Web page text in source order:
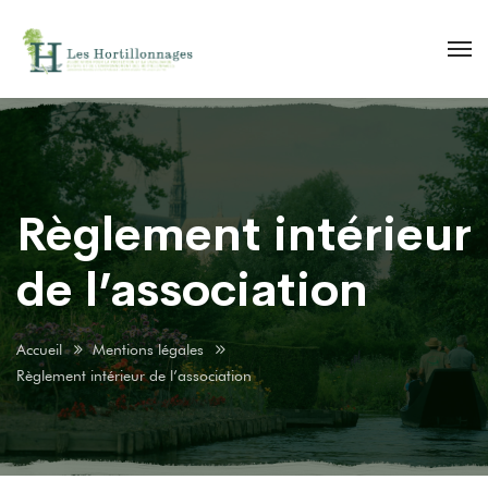
Règlement intérieur
de l’association
Accueil
Mentions légales
Règlement intérieur de l’association